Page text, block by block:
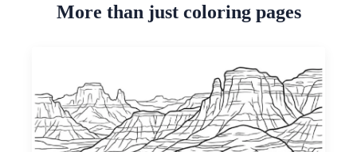
More than just coloring pages